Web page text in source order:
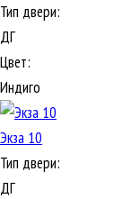
Тип двери:
ДГ
Цвет:
Индиго
Экза 10
Тип двери:
ДГ